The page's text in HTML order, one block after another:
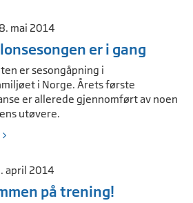
mai 2014
er i gang
er sesongåpning i
i Norge. Årets første
er allerede gjennomført av noen
utøvere.
april 2014
på trening!